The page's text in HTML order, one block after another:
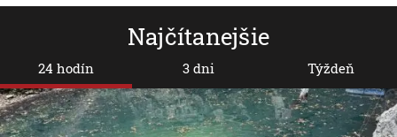
Najčítanejšie
24 hodín 3 dni Týždeň